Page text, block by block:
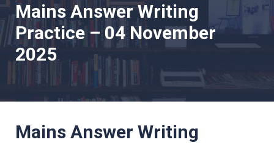
Mains Answer Writing
Practice – 04 November
2025
Mains Answer Writing